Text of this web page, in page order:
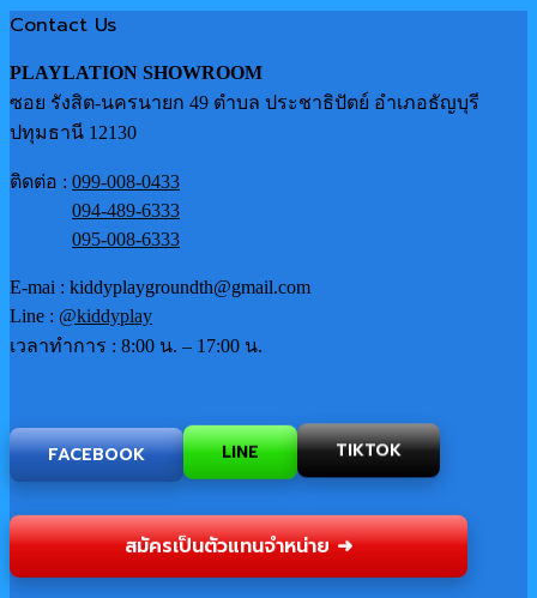
Contact Us
PLAYLATION SHOWROOM
ซอย รังสิต-นครนายก 49 ตำบล ประชาธิปัตย์ อำเภอธัญบุรี
ปทุมธานี 12130
ติดต่อ : 099-008-0433
094-489-6333
095-008-6333
E-mai : kiddyplaygroundth@gmail.com
Line : @kiddyplay
เวลาทำการ : 8:00 น. – 17:00 น.
FACEBOOK LINE TIKTOK
สมัครเป็นตัวแทนจำหน่าย ➜